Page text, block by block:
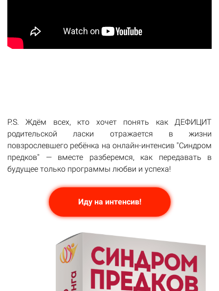
P.S. Ждём всех, кто хочет понять как ДЕФИЦИТ
родительской ласки отражается в жизни
повзрослевшего ребёнка на онлайн-интенсив "Синдром
предков" — вместе разберемся, как передавать в
будущее только программы любви и успеха!
Иду на интенсив!